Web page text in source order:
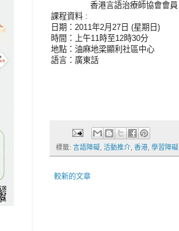
香港言語治療師協會會員
課程資料 :
日期：2011年2月27日 (星期日)
時間：上午11時至12時30分
地點：油麻地梁顯利社區中心
語言：廣東話
標籤: 言語障礙 活動推介 香港 學習障礙
較新的文章